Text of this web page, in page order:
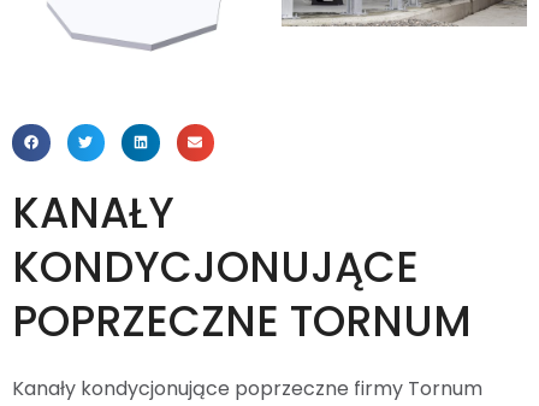
KANAŁY
KONDYCJONUJĄCE
POPRZECZNE TORNUM
Kanały kondycjonujące poprzeczne firmy Tornum